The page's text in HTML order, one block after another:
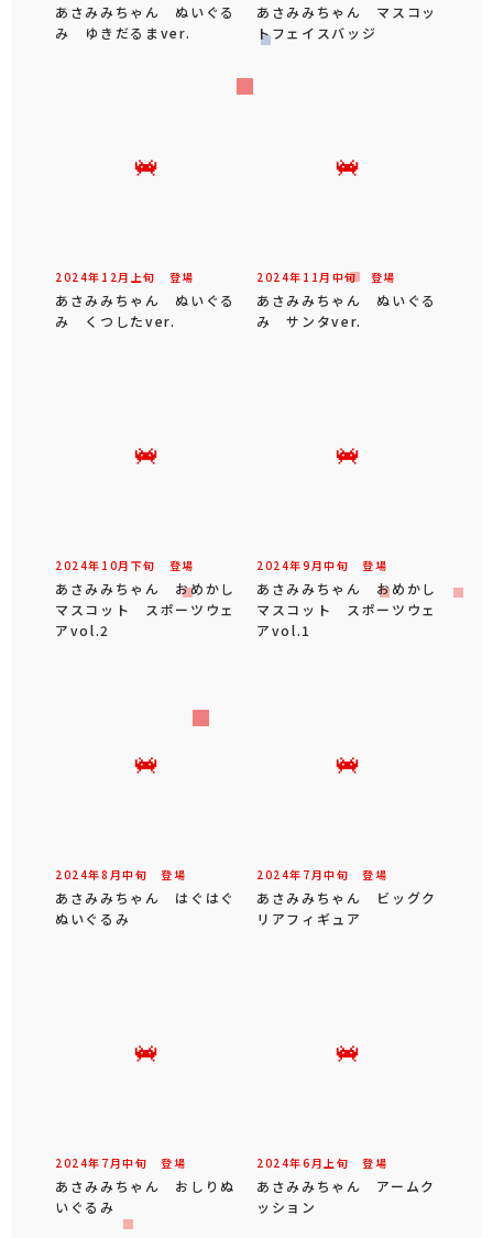
あさみみちゃん ぬいぐる
み ゆきだるまver.
あさみみちゃん マスコッ
トフェイスバッジ
2024年 12 月 上旬 登場
あさみみちゃん ぬいぐる
み くつしたver.
2024年 11 月 中旬登場
あさみみちゃん ぬいぐる
み サンタver.
2024年 10月 下旬 登場
あさみみちゃん おめかし
マスコット スポーツウェ
アvol.2
2024年9 月中旬 登場
あさみみちゃん おめかし
マスコット スポーツウェ
アvol.1
2024年8 月中旬 登場
あさみみちゃん はぐはぐ
ぬいぐるみ
2024年 7 月中旬 登場
あさみみちゃん ビッグク
リアフィギュア
2024年 7 月中旬 登場
あさみみちゃん おしりぬ
いぐるみ
2024年6 月 上旬 登場
あさみみちゃん アームク
ッション